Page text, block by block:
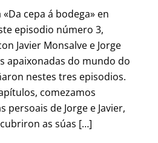
cepa á bodega» en
episodio número 3,
Javier Monsalve e Jorge
apaixonadas do mundo do
nestes tres episodios.
comezamos
persoais de Jorge e Javier,
as súas […]